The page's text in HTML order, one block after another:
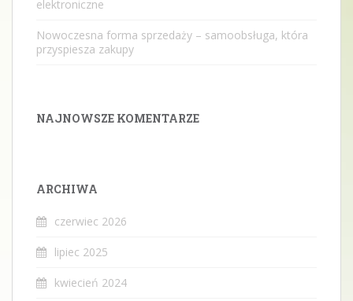
elektroniczne
Nowoczesna forma sprzedaży – samoobsługa, która
przyspiesza zakupy
NAJNOWSZE KOMENTARZE
ARCHIWA
czerwiec 2026
lipiec 2025
kwiecień 2024